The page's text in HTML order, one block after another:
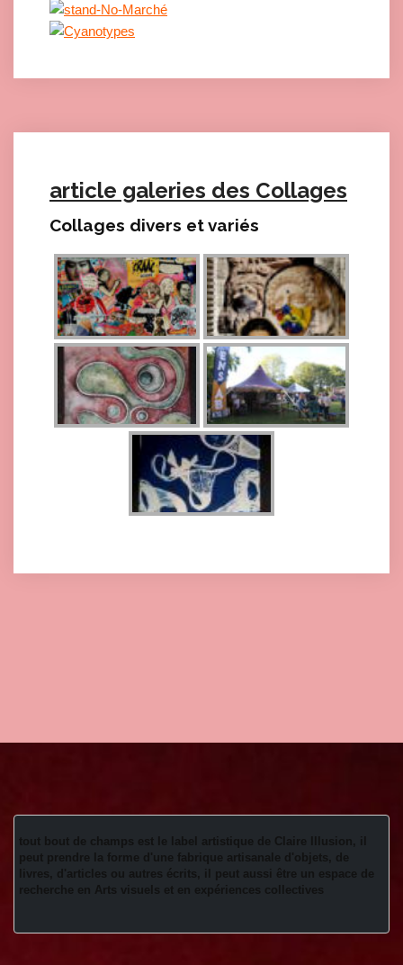
article galeries des Collages
Collages divers et variés
tout bout de champs est le label artistique de Claire Illusion, il
peut prendre la forme d'une fabrique artisanale d'objets, de
livres, d'articles ou autres écrits, il peut aussi être un espace de
recherche en Arts visuels et en expériences collectives